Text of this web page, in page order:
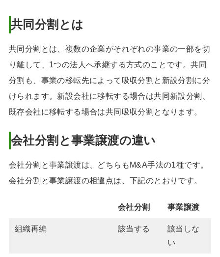
共同分割とは
共同分割とは、複数の企業がそれぞれの事業の一部を切
り離して、1つの法人へ承継する方式のことです。共同
分割も、事業の移転先によって吸収分割と新設分割に分
けられます。新設会社に移転する場合は共同新設分割、
既存会社に移転する場合は共同吸収分割となります。
会社分割と事業譲渡の違い
会社分割と事業譲渡は、どちらもM&A手法の1種です。
会社分割と事業譲渡の相違点は、下記のとおりです。
会社分割 事業譲渡
組織再編 該当する
該当しな
い